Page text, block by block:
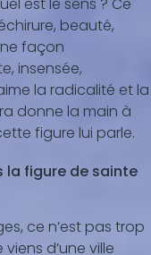
est le sens ? Ce
beauté,
façon
insensée,
la radicalité et la
donne la main à
figure lui parle.
la figure de sainte
ce n’est pas trop
d’une ville